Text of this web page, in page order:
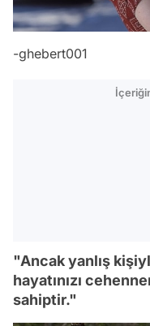
-ghebert001
"Ancak yanlış
hayatınızı
sahiptir."